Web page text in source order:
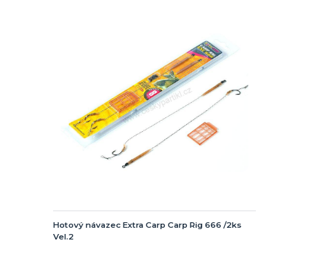
Hotový návazec Extra Carp Carp Rig 666 /2ks
Vel.2